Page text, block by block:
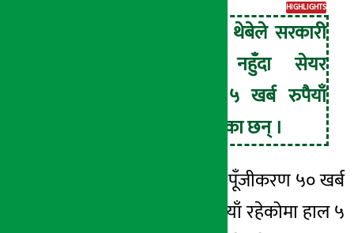
HIGHLIGHTS
सांसद क्षितिज थेबेले सरकारी
नीति स्पष्ट नहुँदा सेयर
लगानीकर्ताले ५ खर्ब रुपैयाँ
गुमाएको बताएका छन् ।
‘…चैत १२ गते बजारपूँजीकरण५० खर्ब
९ अर्ब ३८ करोड रुपैयाँ रहेकोमा हाल ५